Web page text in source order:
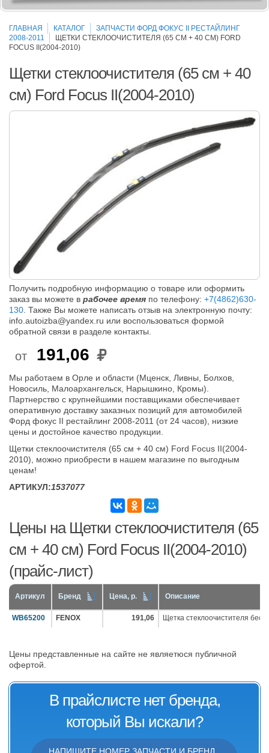
ГЛАВНАЯ КАТАЛОГ
ЗАПЧАСТИ ФОРД ФОКУС II РЕСТАЙЛИНГ
2008-2011
ЩЕТКИ СТЕКЛООЧИСТИТЕЛЯ (65 СМ + 40 СМ) FORD
FOCUS II(2004-2010)
Щетки стеклоочистителя (65 см + 40
см) Ford Focus II(2004-2010)
Получить подробную информацию о товаре или оформить
заказ вы можете в рабочее время по телефону: +7(4862)630-
130 . Также Вы можете написать отзыв на электронную почту:
info.autoizba@yandex.ru или воспользоваться формой
обратной связи в разделе контакты.
от 191,06
Мы работаем в Орле и области (Мценск, Ливны, Болхов,
Новосиль, Малоархангельск, Нарышкино, Кромы).
Партнерство с крупнейшими поставщиками обеспечивает
оперативную доставку заказных позиций для автомобилей
Форд фокус II рестайлинг 2008-2011 (от 24 часов), низкие
цены и достойное качество продукции.
Щетки стеклоочистителя (65 см + 40 см) Ford Focus II(2004-
2010), можно приобрести в нашем магазине по выгодным
ценам!
АРТИКУЛ:1537077
Цены на Щетки стеклоочистителя (65
см + 40 см) Ford Focus II(2004-2010)
(прайс-лист)
Артикул Бренд Цена, р. Описание
WB65200 FENOX 191,06 Щетка стеклоочистителя
Цены представленные на сайте не являетюся публичной
офертой.
В прайслисте нет бренда,
который Вы искали?